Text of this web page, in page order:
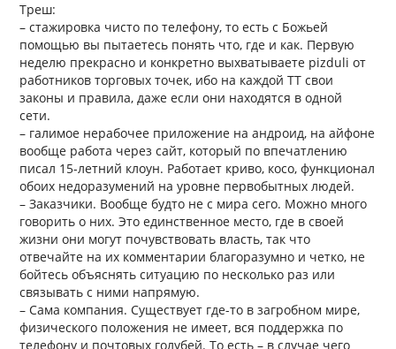
Треш:
– стажировка чисто по телефону, то есть с Божьей
помощью вы пытаетесь понять что, где и как. Первую
неделю прекрасно и конкретно выхватываете pizduli от
работников торговых точек, ибо на каждой ТТ свои
законы и правила, даже если они находятся в одной
сети.
– галимое нерабочее приложение на андроид, на айфоне
вообще работа через сайт, который по впечатлению
писал 15-летний клоун. Работает криво, косо, функционал
обоих недоразумений на уровне первобытных людей.
– Заказчики. Вообще будто не с мира сего. Можно много
говорить о них. Это единственное место, где в своей
жизни они могут почувствовать власть, так что
отвечайте на их комментарии благоразумно и четко, не
бойтесь объяснять ситуацию по несколько раз или
связывать с ними напрямую.
– Сама компания. Существует где-то в загробном мире,
физического положения не имеет, вся поддержка по
телефону и почтовых голубей. То есть – в случае чего